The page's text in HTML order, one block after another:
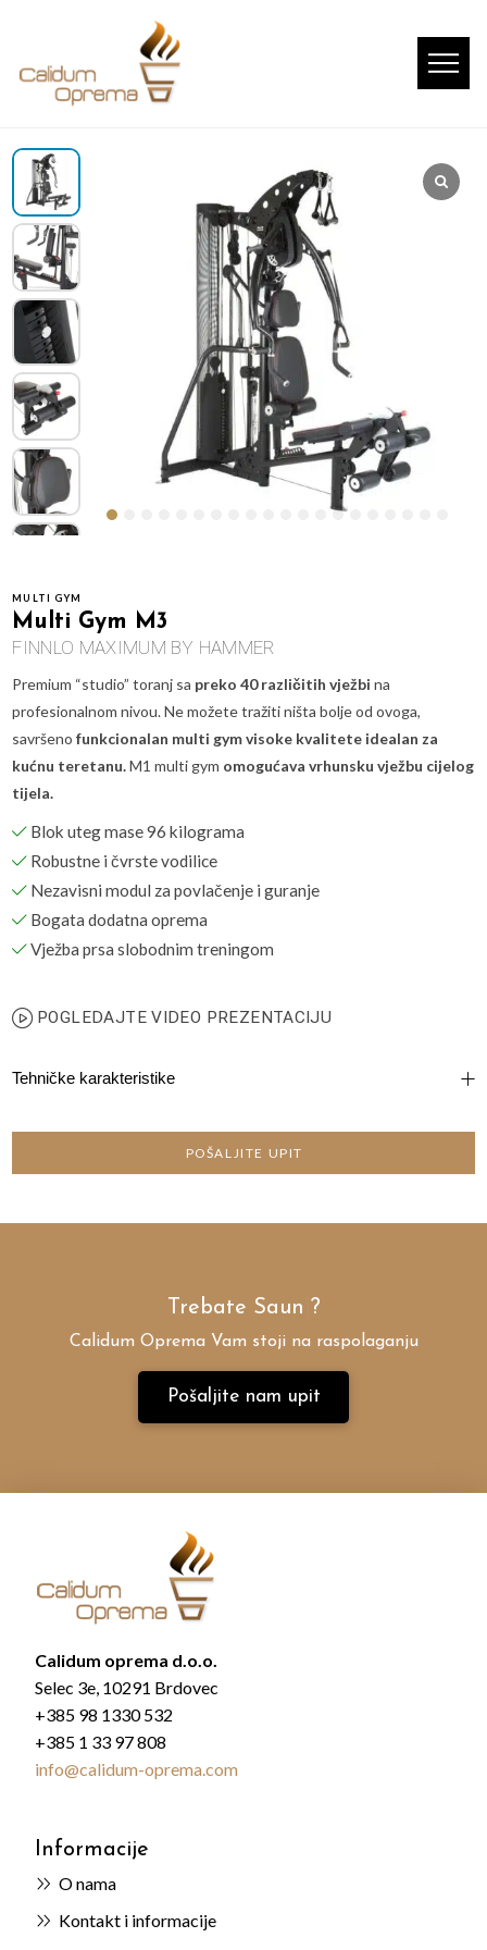
MULTI GYM
Multi Gym M3
FINNLO MAXIMUM BY HAMMER
Premium “studio” toranj sa preko 40 različitih vježbi na
profesionalnom nivou. Ne možete tražiti ništa bolje od ovoga,
savršeno funkcionalan multi gym visoke kvalitete idealan za
kućnu teretanu.M1 multi gym omogućava vrhunsku vježbu cijelog
tijela.
Blok uteg mase 96 kilograma
Robustne i čvrste vodilice
Nezavisni modul za povlačenje i guranje
Bogata dodatna oprema
Vježba prsa slobodnim treningom
POGLEDAJTE VIDEO PREZENTACIJU
Tehničke karakteristike
POŠALJITE UPIT
TrebateSau| ?
Calidum Oprema Vam stoji na raspolaganju
Pošaljite nam upit
Calidum oprema d.o.o.
Selec 3e, 10291 Brdovec
+385 98 1330 532
+385 1 33 97 808
info@calidum-oprema.com
Informacije
O nama
Kontakt i informacije